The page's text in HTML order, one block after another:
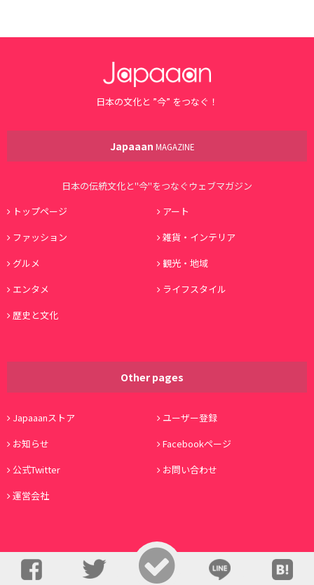
日本の文化と ”今” をつなぐ！
Japaaan MAGAZINE
日本の伝統文化と"今"をつなぐウェブマガジン
トップページ
アート
ファッション
雑貨・インテリア
グルメ
観光・地域
エンタメ
ライフスタイル
歴史と文化
Other pages
Japaaanストア
ユーザー登録
お知らせ
Facebookページ
公式Twitter
お問い合わせ
運営会社
© Copyright 2016, Japaaan All Rights Reserved. 運営: 株式会社ワノコト